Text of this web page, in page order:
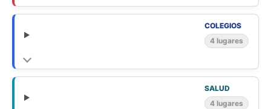
COLEGIOS
4 lugares
SALUD
4 lugares